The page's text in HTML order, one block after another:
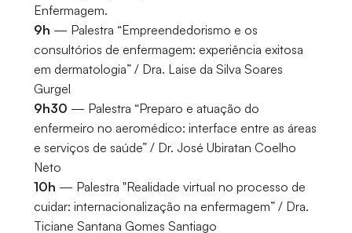
Enfermagem.
9h — Palestra “Empreendedorismo e os
consultórios de enfermagem: experiência exitosa
em dermatologia” / Dra. Laise da Silva Soares
Gurgel
9h30 — Palestra “Preparo e atuação do
enfermeiro no aeromédico: interface entre as áreas
e serviços de saúde” / Dr. José Ubiratan Coelho
Neto
10h — Palestra "Realidade virtual no processo de
cuidar: internacionalização na enfermagem” / Dra.
Ticiane Santana Gomes Santiago